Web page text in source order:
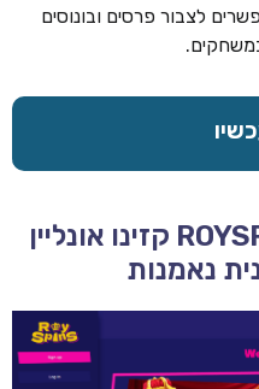
לצבור פרסים ובונוסים
ROYSPINS CASINO – 2026 קזינו אונליין
נאמנות